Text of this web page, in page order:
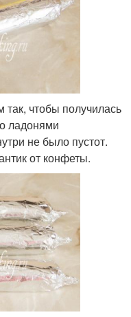
чтобы получилась
ладонями
не было пустот.
от конфеты.